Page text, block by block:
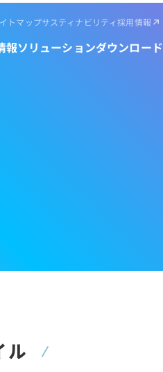
トマップサスティナビリティ採用情報
報ソリューションダウンロード
ル